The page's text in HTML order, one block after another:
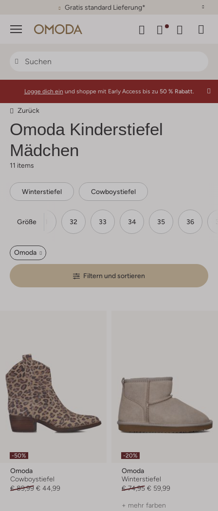
30 Tage Rückgaberecht
Menü
Logge dich ein und shoppe mit Early Access bis zu 50 % Rabatt.
Zurück
Omoda Kinderstiefel
Mädchen
11 items
Winterstiefel Cowboystiefel
Größe
30 32 33 34 35 36
Omoda
Filtern und sortieren
-50%
Omoda
Cowboystiefel
€ 89,99 € 44,99
-20%
Omoda
Winterstiefel
€ 74,95 € 59,99
+ mehr farben